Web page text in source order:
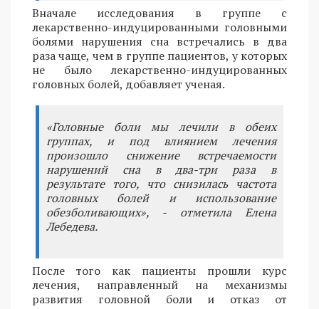
Вначале исследования в группе с
лекарственно-индуцированными головными
болями нарушения сна встречались в два
раза чаще, чем в группе пациентов, у которых
не было лекарственно-индуцированных
головных болей, добавляет ученая.
«Головные боли мы лечили в обеих
группах, и под влиянием лечения
произошло снижение встречаемости
нарушений сна в два-три раза в
результате того, что снизилась частота
головных болей и использование
обезболивающих», - отметила Елена
Лебедева.
После того как пациенты прошли курс
лечения, направленный на механизмы
развития головной боли и отказ от